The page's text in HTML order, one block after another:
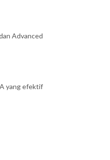
Advanced
yang efektif